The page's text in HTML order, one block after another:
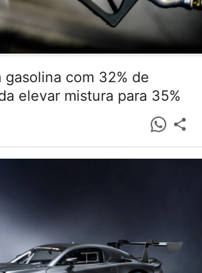
gasolina com 32% de
elevar mistura para 35%